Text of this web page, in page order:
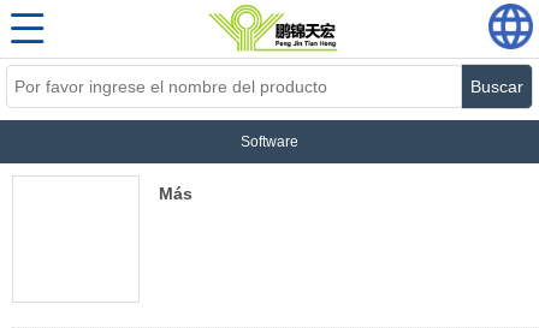
Buscar
Software
Más